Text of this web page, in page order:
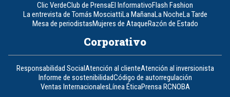
Clic VerdeClub de PrensaEl InformativoFlash Fashion
La entrevista de Tomás MosciattiLa MañanaLa NocheLa Tarde
Mesa de periodistasMujeres de AtaqueRazón de Estado
Corporativo
Responsabilidad SocialAtención al clienteAtención al inversionista
Informe de sostenibilidadCódigo de autorregulación
Ventas InternacionalesLínea ÉticaPrensa RCNOBA